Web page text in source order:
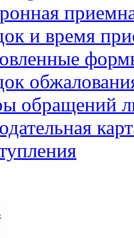
и время
обращений